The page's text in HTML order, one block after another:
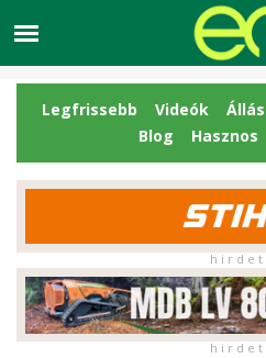
Legfrissebb Videók Állás
Blog
Hasznos
h i r d e t
h i r d e t